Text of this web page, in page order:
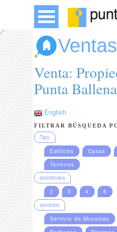
Ventas
Venta:
Punta Ballena
English
FILTRAR BÚSQUEDA
Tipo
Edificios
Casas
Terrenos
dormitorios
2
3 4
5
servicios
Servicio de Mucamas